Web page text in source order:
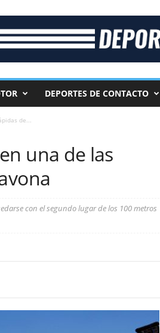
DEPORTES DE CONTACTO
de...
una de las
con el segundo lugar de los 100 metros